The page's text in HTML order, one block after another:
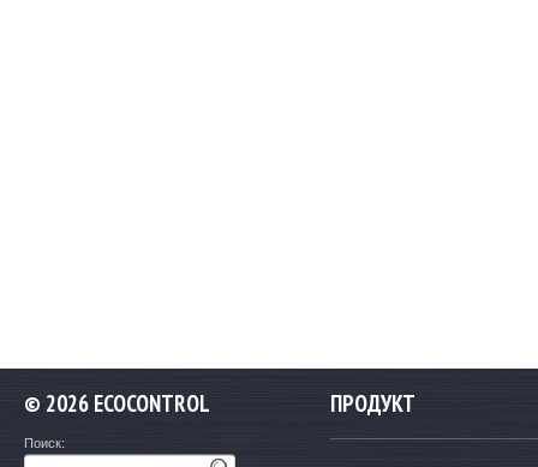
© 2026 ECOCONTROL
Поиск:
ПРОДУКТ